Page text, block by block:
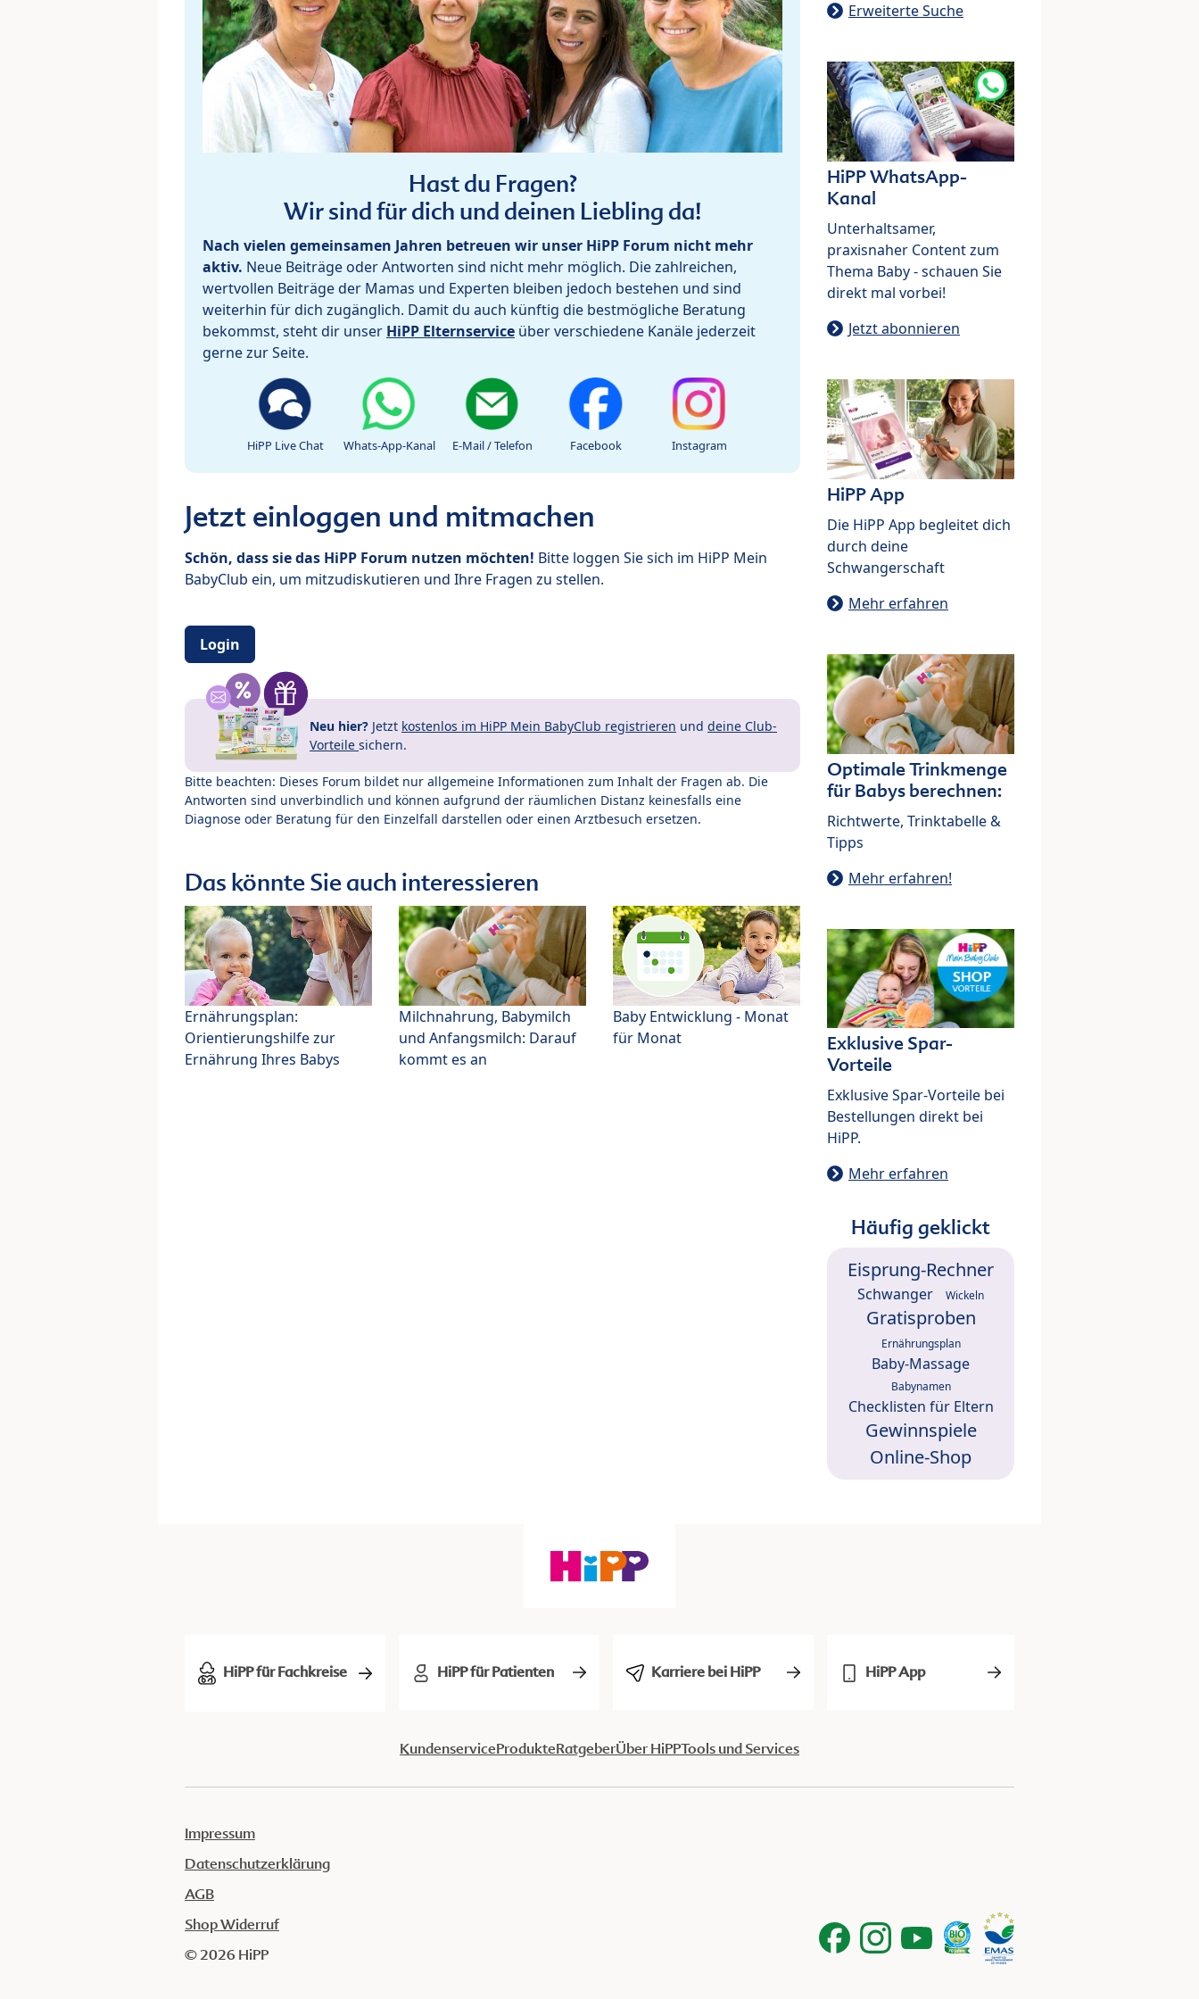
Hast du Fragen?
Wir sind für dich und deinen Liebling da!
Nach vielen gemeinsamen Jahren betreuen wir unser HiPP Forum nicht mehr
aktiv. Neue Beiträge oder Antworten sind nicht mehr möglich. Die zahlreichen,
wertvollen Beiträge der Mamas und Experten bleiben jedoch bestehen und sind
weiterhin für dich zugänglich. Damit du auch künftig die bestmögliche Beratung
bekommst, steht dir unser HiPP Elternservice über verschiedene Kanäle jederzeit
gerne zur Seite.
HiPP Live Chat Whats-App-Kanal E-Mail / Telefon Facebook Instagram
Jetzt einloggen und mitmachen
Schön, dass sie das HiPP Forum nutzen möchten! Bitte loggen Sie sich im HiPP Mein
BabyClub ein, um mitzudiskutieren und Ihre Fragen zu stellen.
Login
Neu hier? Jetzt kostenlos im HiPP Mein BabyClub registrieren und deine Club-
Vorteile sichern.
Bitte beachten: Dieses Forum bildet nur allgemeine Informationen zum Inhalt der Fragen ab. Die
Antworten sind unverbindlich und können aufgrund der räumlichen Distanz keinesfalls eine
Diagnose oder Beratung für den Einzelfall darstellen oder einen Arztbesuch ersetzen.
Das könnte Sie auch interessieren
Ernährungsplan:
Orientierungshilfe zur
Ernährung Ihres Babys
Milchnahrung, Babymilch
und Anfangsmilch: Darauf
kommt es an
Baby Entwicklung - Monat
für Monat
Erweiterte Suche
HiPP WhatsApp-
Kanal
Unterhaltsamer,
praxisnaher Content zum
Thema Baby - schauen Sie
direkt mal vorbei!
Jetzt abonnieren
HiPP App
Die HiPP App begleitet dich
durch deine
Schwangerschaft
Mehr erfahren
Optimale Trinkmenge
für Babys berechnen:
Richtwerte, Trinktabelle &
Tipps
Mehr erfahren!
Exklusive Spar-
Vorteile
Exklusive Spar-Vorteile bei
Bestellungen direkt bei
HiPP.
Mehr erfahren
Häufig geklickt
Eisprung-Rechner
Schwanger Wickeln
Gratisproben
Ernährungsplan
Baby-Massage
Babynamen
Checklisten für Eltern
Gewinnspiele
Online-Shop
HiPP für Fachkreise HiPP für Patienten Karriere bei HiPP HiPP App
KundenserviceProdukteRatgeberÜber HiPPTools und Services
Impressum
Datenschutzerklärung
AGB
Shop Widerruf
© 2026 HiPP